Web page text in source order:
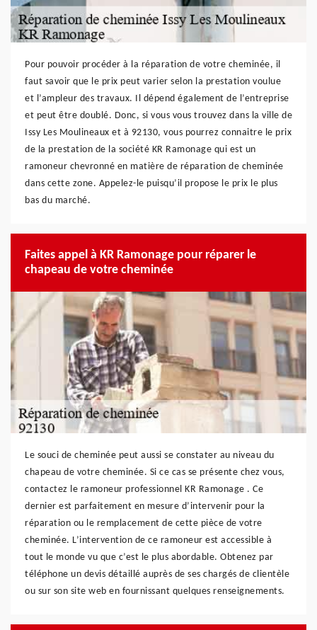
Pour pouvoir procéder à la réparation de votre cheminée, il
faut savoir que le prix peut varier selon la prestation voulue
et l’ampleur des travaux. Il dépend également de l’entreprise
et peut être doublé. Donc, si vous vous trouvez dans la ville de
Issy Les Moulineaux et à 92130, vous pourrez connaitre le prix
de la prestation de la société KR Ramonage qui est un
ramoneur chevronné en matière de réparation de cheminée
dans cette zone. Appelez-le puisqu’il propose le prix le plus
bas du marché.
Faites appel à KR Ramonage pour réparer le
chapeau de votre cheminée
Le souci de cheminée peut aussi se constater au niveau du
chapeau de votre cheminée. Si ce cas se présente chez vous,
contactez le ramoneur professionnel KR Ramonage . Ce
dernier est parfaitement en mesure d’intervenir pour la
réparation ou le remplacement de cette pièce de votre
cheminée. L’intervention de ce ramoneur est accessible à
tout le monde vu que c’est le plus abordable. Obtenez par
téléphone un devis détaillé auprès de ses chargés de clientèle
ou sur son site web en fournissant quelques renseignements.